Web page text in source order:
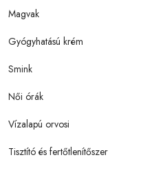
Magvak
Gyógyhatású krém
Smink
Női órák
Vízalapú orvosi
Tisztító és fertőtlenítőszer